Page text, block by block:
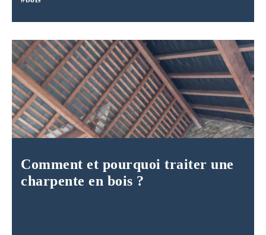
Comment et pourquoi traiter une
charpente en bois ?